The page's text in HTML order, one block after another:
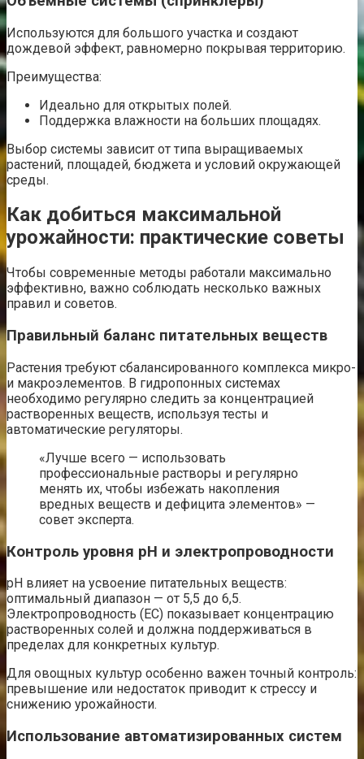
Используются для большого участка и создают
дождевой эффект, равномерно покрывая территорию.
Преимущества:
Идеально для открытых полей.
Поддержка влажности на больших площадях.
Выбор системы зависит от типа выращиваемых
растений, площадей, бюджета и условий окружающей
среды.
Как добиться максимальной
урожайности: практические советы
Чтобы современные методы работали максимально
эффективно, важно соблюдать несколько важных
правил и советов.
Правильный баланс питательных веществ
Растения требуют сбалансированного комплекса микро-
и макроэлементов. В гидропонных системах
необходимо регулярно следить за концентрацией
растворенных веществ, используя тесты и
автоматические регуляторы.
«Лучше всего — использовать
профессиональные растворы и регулярно
менять их, чтобы избежать накопления
вредных веществ и дефицита элементов» —
совет эксперта.
Контроль уровня pH и электропроводности
pH влияет на усвоение питательных веществ:
оптимальный диапазон — от 5,5 до 6,5.
Электропроводность (EC) показывает концентрацию
растворенных солей и должна поддерживаться в
пределах для конкретных культур.
Для овощных культур особенно важен точный контроль:
превышение или недостаток приводит к стрессу и
снижению урожайности.
Использование автоматизированных систем